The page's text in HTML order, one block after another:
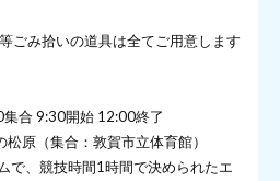
み拾いの道具は全てご用意します
合 9:30開始 12:00終了
（集合：敦賀市立体育館）
、競技時間1時間で決められたエ